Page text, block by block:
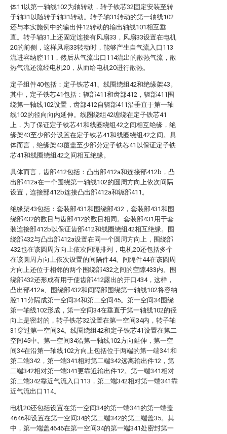
体11以第一轴线102为轴转动，转子铁芯32固定安装至转
子轴31以随转子轴31转动。转子轴31转动的第一轴线102
还与本实施例中的输出件12转动的输出轴线101相互垂
直。转子轴31上还固定连接有风扇33，风扇33设置在电机
20的前侧，这样风扇33转动时，能够产生自气流入口113
流进容纳腔111，然后从气流出口114流出的散热气流，散
热气流还流经电机20，从而给电机20进行散热。
定子组件40包括：定子铁芯41、线圈绕组42和绝缘架43。
其中，定子铁芯41包括：轭部411和齿部412，轭部411围
绕第一轴线102设置，齿部412自轭部411沿垂直于第一轴
线102的径向向内延伸。线圈绕组42缠绕在定子铁芯41
上，为了保证定子铁芯41和线圈绕组42之间相互绝缘，绝
缘架43至少部分设置在定子铁芯41和线圈绕组42之间。具
体而言，绝缘架43覆盖至少部分定子铁芯41以保证定子铁
芯41和线圈绕组42之间相互绝缘。
具体而言，齿部412包括：凸出部412a和连接部412b，凸
出部412a在一个围绕第一轴线102的圆周方向上依次间隔
设置，连接部412b连接凸出部412a和轭部411。
绝缘架43包括：套装部431和围绕部432，套装部431和围
绕部432的数目与齿部412的数目相同。套装部431用于套
装连接部412b以保证齿部412和线圈绕组42相互绝缘。围
绕部432与凸出部412a设置在同一个圆周方向上，围绕部
432也在该圆周方向上依次间隔排列，电机20还包括多个
在该圆周方向上依次设置的间隔件44。间隔件44在该圆周
方向上还位于相邻的两个围绕部432之间的空隙433内。围
绕部432还形成有用于使齿部412露出的开口434，这样，
凸出部412a、围绕部432和间隔部围绕第一轴线102将容纳
腔111分隔成第一空间34和第二空间45。第一空间34围绕
第一轴线102形成，第一空间34在垂直于第一轴线102的径
向上是密封的，转子铁芯32设置在第一空间34内，转子轴
31穿过第一空间34。线圈绕组42和定子铁芯41设置在第二
空间45中。第一空间34沿第一轴线102方向延伸，第一空
间34在沿第一轴线102方向上包括位于两端的第一端341和
第二端342，第一端341相对第二端342远离输出件12，第
二端342相对第一端341更靠近输出件12。第一端341相对
第二端342靠近气流入口113，第二端342相对第一端341靠
近气流出口114。
电机20还包括设置在第一空间34的第一端341的第一端盖
4646和设置在第一空间34的第二端342的第二端盖35。其
中，第一端盖4646在第一空间34的第一端341处密封第一